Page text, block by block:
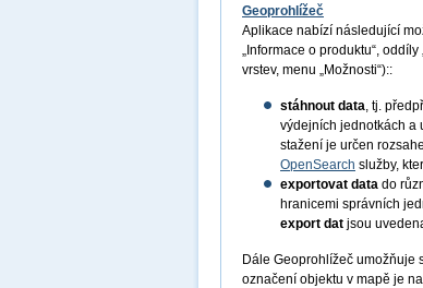
Geoprohlížeč
Aplikace nabízí následující
„Informace o produktu“,
vrstev, menu „Možnosti“)::
stáhnout data, tj.
výdejních jednotkách a
stažení je určen
OpenSearch služby,
exportovat data do
hranicemi správních
export dat jsou
Dále Geoprohlížeč umožňuje
označení objektu v mapě je